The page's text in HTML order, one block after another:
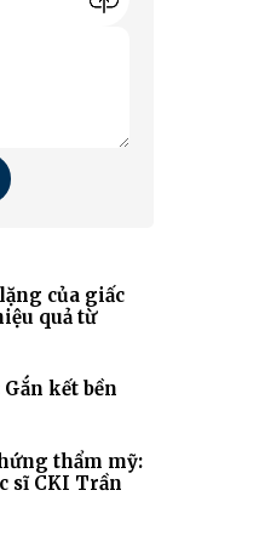
của giấc
quả từ
kết bền
thẩm mỹ:
sĩ CKI Trần